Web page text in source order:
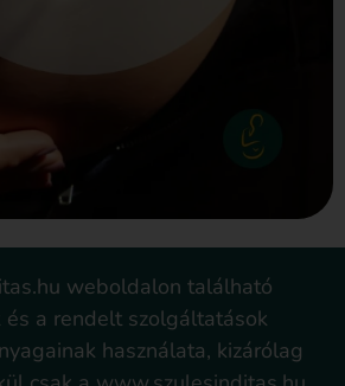
weboldalon található
és a rendelt szolgáltatások
használata, kizárólag